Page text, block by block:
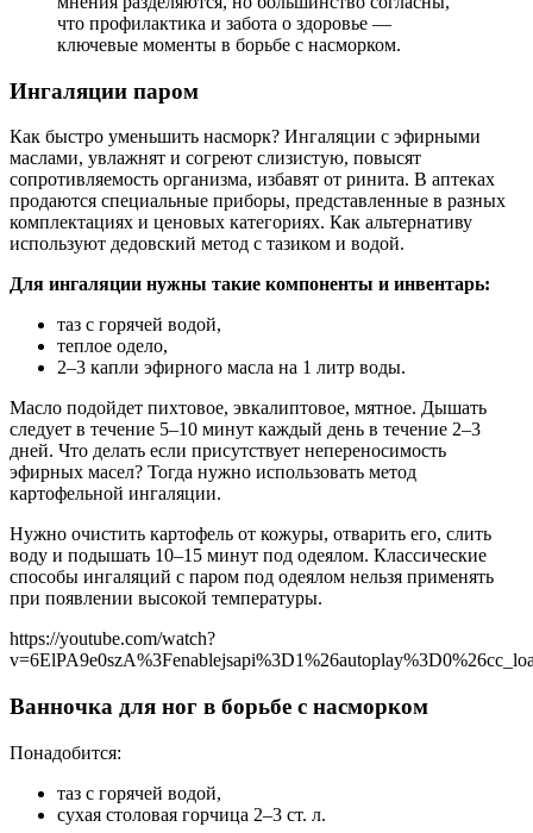
что профилактика и забота о здоровье —
ключевые моменты в борьбе с насморком.
Ингаляции паром
Как быстро уменьшить насморк? Ингаляции с эфирными
маслами, увлажнят и согреют слизистую, повысят
сопротивляемость организма, избавят от ринита. В аптеках
продаются специальные приборы, представленные в разных
комплектациях и ценовых категориях. Как альтернативу
используют дедовский метод с тазиком и водой.
Для ингаляции нужны такие компоненты и инвентарь:
таз с горячей водой,
теплое одело,
2–3 капли эфирного масла на 1 литр воды.
Масло подойдет пихтовое, эвкалиптовое, мятное. Дышать
следует в течение 5–10 минут каждый день в течение 2–3
дней. Что делать если присутствует непереносимость
эфирных масел? Тогда нужно использовать метод
картофельной ингаляции.
Нужно очистить картофель от кожуры, отварить его, слить
воду и подышать 10–15 минут под одеялом. Классические
способы ингаляций с паром под одеялом нельзя применять
при появлении высокой температуры.
https://youtube.com/watch?
Ванночка для ног в борьбе с насморком
Понадобится:
таз с горячей водой,
сухая столовая горчица 2–3 ст. л.